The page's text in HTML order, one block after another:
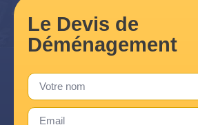
Le Devis de
Déménagement